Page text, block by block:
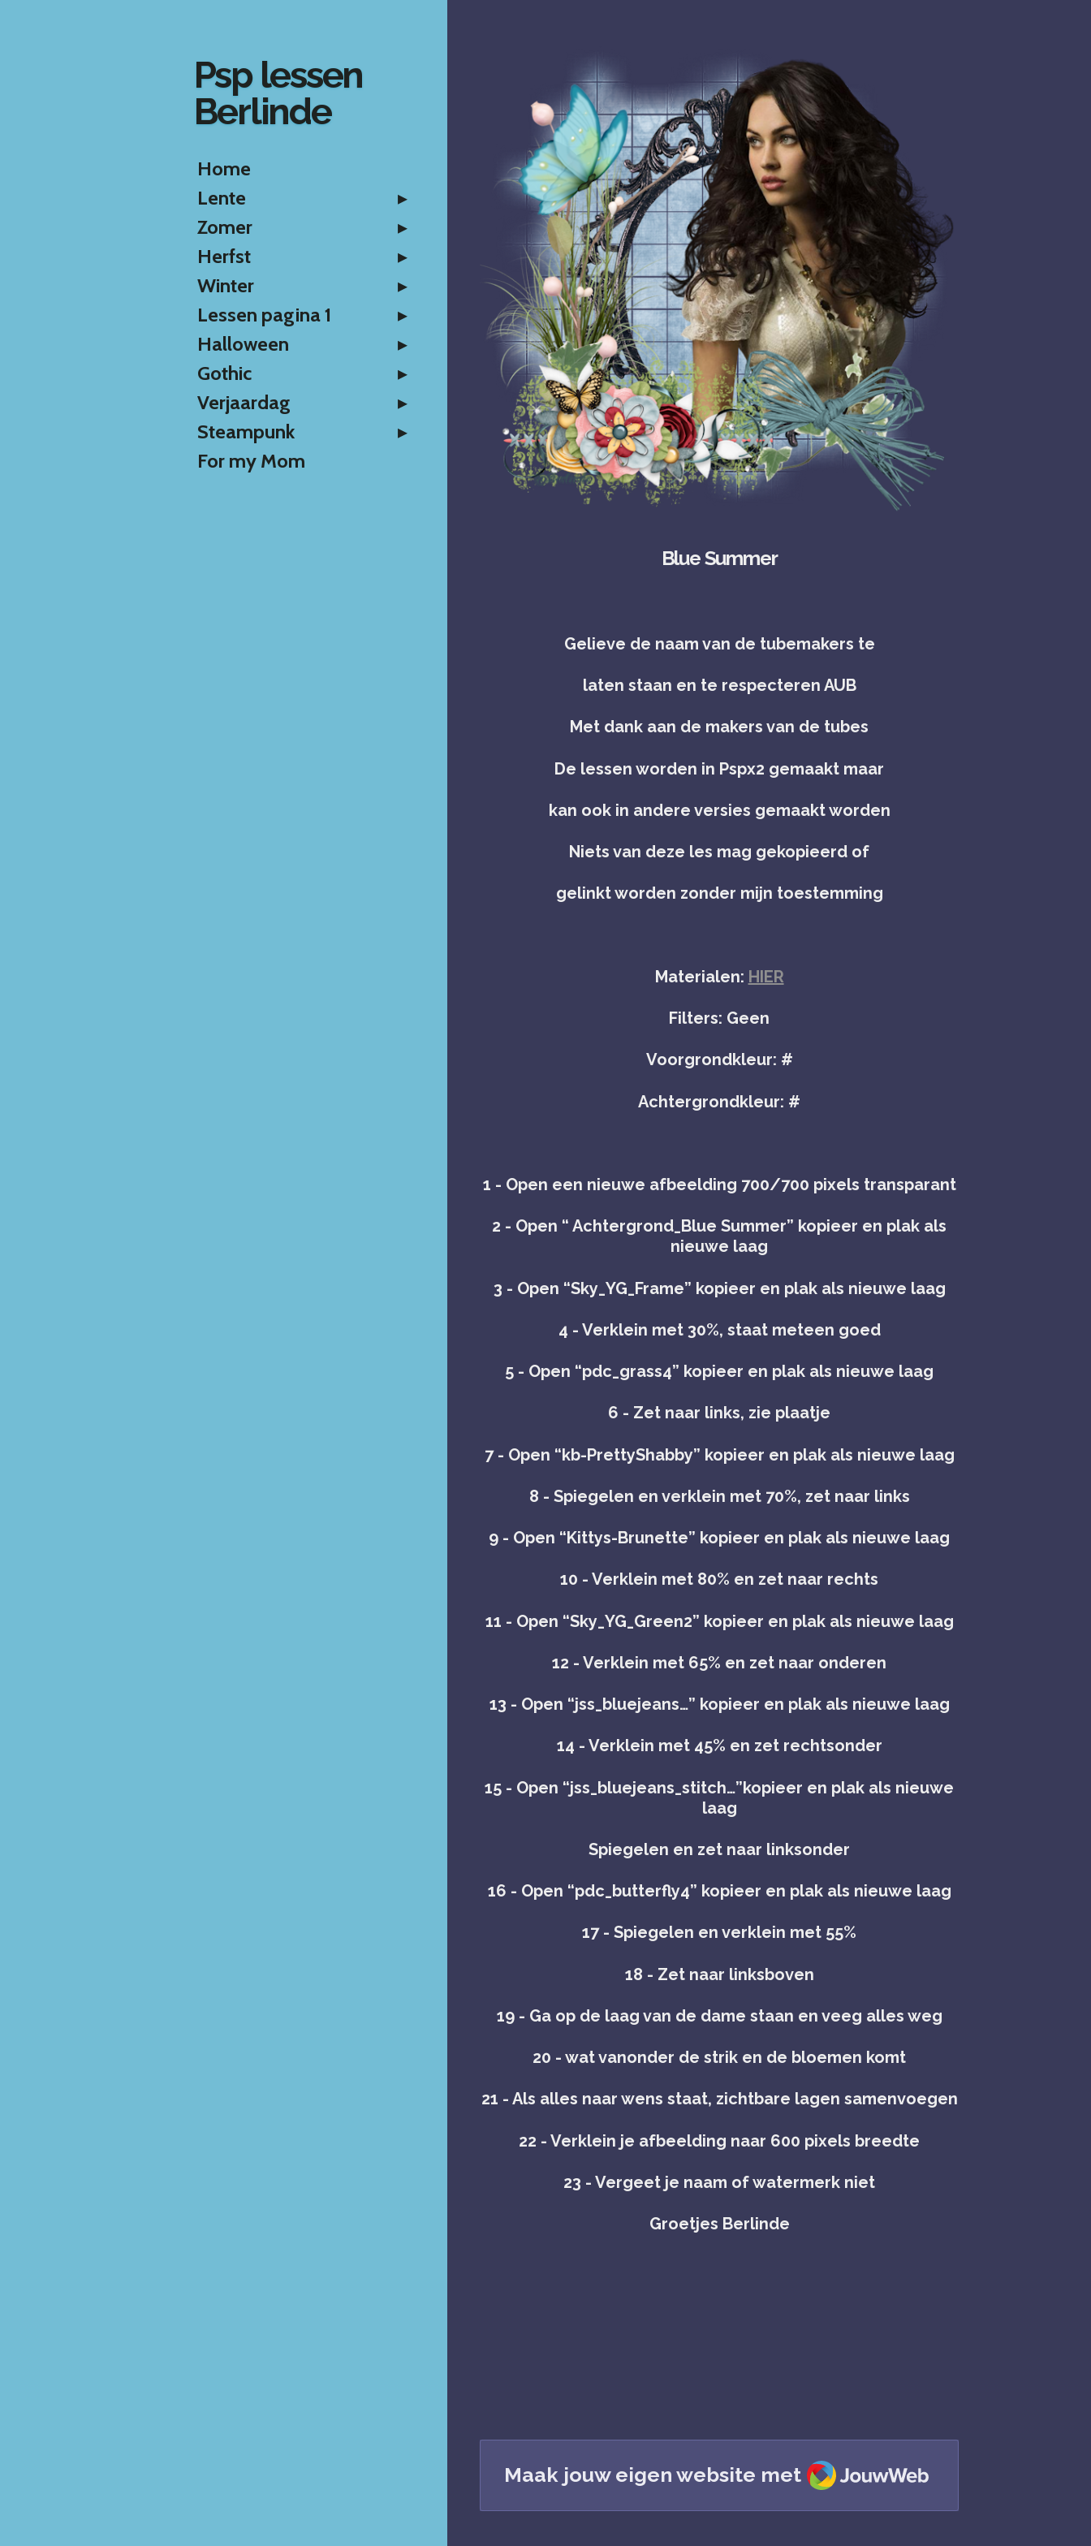
Blue Summer
Gelieve de naam van de tubemakers te
laten staan en te respecteren AUB
Met dank aan de makers van de tubes
De lessen worden in Pspx2 gemaakt maar
kan ook in andere versies gemaakt worden
Niets van deze les mag gekopieerd of
gelinkt worden zonder mijn toestemming
Materialen: HIER
Filters: Geen
Voorgrondkleur: #
Achtergrondkleur: #
1 - Open een nieuwe afbeelding 700/700 pixels transparant
2 - Open “ Achtergrond_Blue Summer” kopieer en plak als
nieuwe laag
3 - Open “Sky_YG_Frame” kopieer en plak als nieuwe laag
4 - Verklein met 30%, staat meteen goed
5 - Open “pdc_grass4” kopieer en plak als nieuwe laag
6 - Zet naar links, zie plaatje
7 - Open “kb-PrettyShabby” kopieer en plak als nieuwe laag
8 - Spiegelen en verklein met 70%, zet naar links
9 - Open “Kittys-Brunette” kopieer en plak als nieuwe laag
10 - Verklein met 80% en zet naar rechts
11 - Open “Sky_YG_Green2” kopieer en plak als nieuwe laag
12 - Verklein met 65% en zet naar onderen
13 - Open “jss_bluejeans…” kopieer en plak als nieuwe laag
14 - Verklein met 45% en zet rechtsonder
15 - Open “jss_bluejeans_stitch…”kopieer en plak als nieuwe
laag
Spiegelen en zet naar linksonder
16 - Open “pdc_butterfly4” kopieer en plak als nieuwe laag
17 - Spiegelen en verklein met 55%
18 - Zet naar linksboven
19 - Ga op de laag van de dame staan en veeg alles weg
20 - wat vanonder de strik en de bloemen komt
21 - Als alles naar wens staat, zichtbare lagen samenvoegen
22 - Verklein je afbeelding naar 600 pixels breedte
23 - Vergeet je naam of watermerk niet
Groetjes Berlinde
Maak jouw eigen website met JouwWeb
Psp lessen
Berlinde
Home
Lente
Zomer
Herfst
Winter
Lessen pagina 1
Halloween
Gothic
Verjaardag
Steampunk
For my Mom